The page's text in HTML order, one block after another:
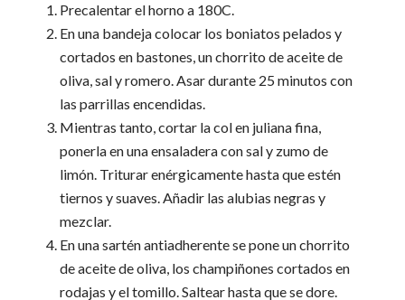
Precalentar el horno a 180C.
En una bandeja colocar los boniatos pelados y
cortados en bastones, un chorrito de aceite de
oliva, sal y romero. Asar durante 25 minutos con
las parrillas encendidas.
Mientras tanto, cortar la col en juliana fina,
ponerla en una ensaladera con sal y zumo de
limón. Triturar enérgicamente hasta que estén
tiernos y suaves. Añadir las alubias negras y
mezclar.
En una sartén antiadherente se pone un chorrito
de aceite de oliva, los champiñones cortados en
rodajas y el tomillo. Saltear hasta que se dore.